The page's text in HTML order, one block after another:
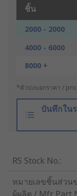
ชิ้น
2000 - 2000
4000 - 6000
8000 +
*ตัวบ่งบอกราคา /
บันทึกใน
RS Stock No.:
หมายเลขชิ้นส่วน